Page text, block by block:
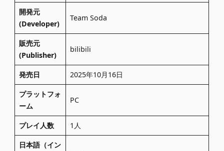
開発元
(Developer)
Team Soda
販売元
(Publisher)
bilibili
発売日 2025年10月16日
プラットフォ
ーム
PC
プレイ人数 1人
日本語（イン